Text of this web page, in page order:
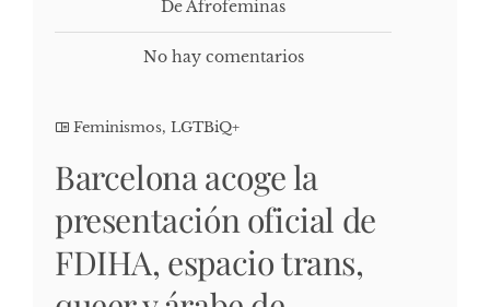
De Afrofeminas
No hay comentarios
Feminismos, LGTBiQ+
Barcelona acoge la
presentación oficial de
FDIHA, espacio trans,